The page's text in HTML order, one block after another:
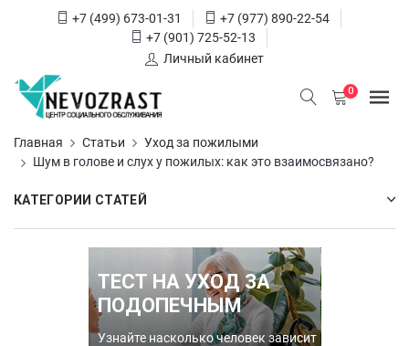
+7 (499) 673-01-31
+7 (977) 890-22-54
+7 (901) 725-52-13
Личный кабинет
0
Главная Статьи
Уход за пожилыми
Шум в голове и слух у пожилых: как это взаимосвязано?
КАТЕГОРИИ СТАТЕЙ
ТЕСТ НА УХОД ЗА
ПОДОПЕЧНЫМ
Узнайте насколько человек зависит